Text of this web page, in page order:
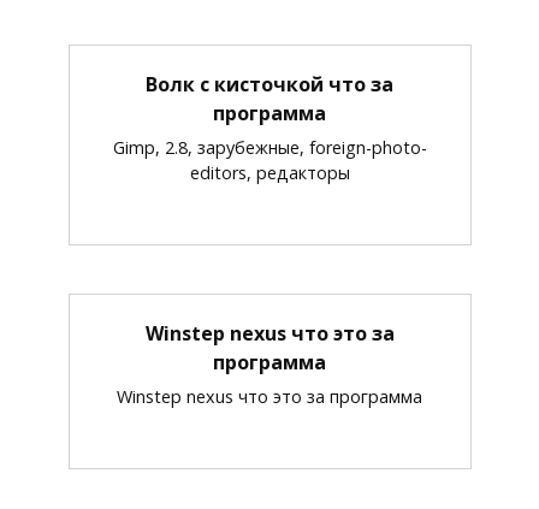
Волк с кисточкой что за
программа
Gimp, 2.8, зарубежные, foreign-photo-
editors, редакторы
Winstep nexus что это за
программа
Winstep nexus что это за программа